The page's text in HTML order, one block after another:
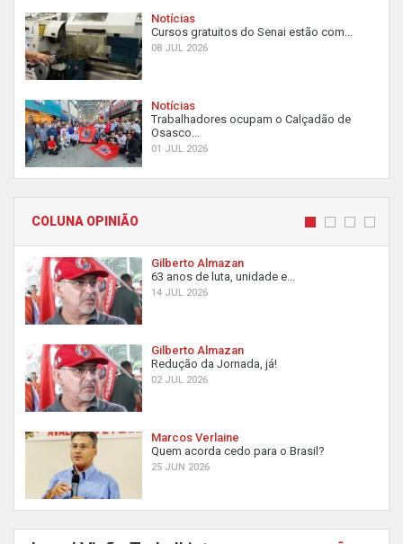
Notícias
Cursos gratuitos do Senai estão com...
08 JUL 2026
Notícias
Trabalhadores ocupam o Calçadão de
Osasco...
01 JUL 2026
COLUNA OPINIÃO
Gilberto Almazan
63 anos de luta, unidade e...
14 JUL 2026
Gilberto Almazan
Redução da Jornada, já!
02 JUL 2026
Marcos Verlaine
Quem acorda cedo para o Brasil?
25 JUN 2026